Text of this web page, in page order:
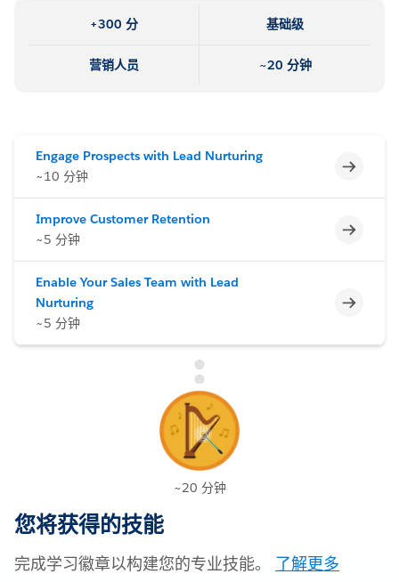
+300 分 基础级
营销人员 ~20 分钟
Engage Prospects with Lead Nurturing
~10 分钟
不完整
Improve Customer Retention
~5 分钟
不完整
Enable Your Sales Team with Lead
Nurturing
~5 分钟
不完整
~20 分钟
您将获得的技能
完成学习徽章以构建您的专业技能。 了解更多